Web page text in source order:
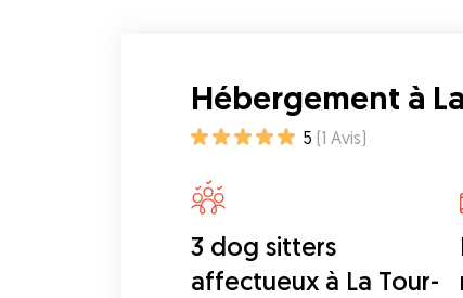
Hébergement à
5 (1 Avis)
3 dog sitters
affectueux à La Tour-